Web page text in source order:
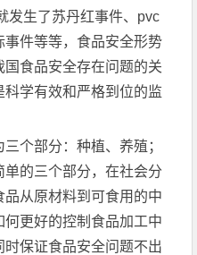
发生了苏丹红事件、pvc
件等等，食品安全形势
食品安全存在问题的关
学有效和严格到位的监
个部分：种植、养殖；
的三个部分，在社会分
从原材料到可食用的中
更好的控制食品加工中
保证食品安全问题不出